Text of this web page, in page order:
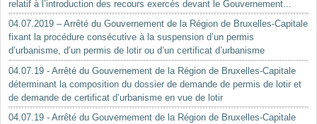
relatif à l’introduction des recours exercés devant le Gouvernement...
04.07.2019 – Arrêté du Gouvernement de la Région de Bruxelles-Capitale
fixant la procédure consécutive à la suspension d’un permis
d’urbanisme, d’un permis de lotir ou d’un certificat d’urbanisme
04.07.19 - Arrêté du Gouvernement de la Région de Bruxelles-Capitale
déterminant la composition du dossier de demande de permis de lotir et
de demande de certificat d’urbanisme en vue de lotir
04.07.19 - Arrêté du Gouvernement de la Région de Bruxelles-Capitale